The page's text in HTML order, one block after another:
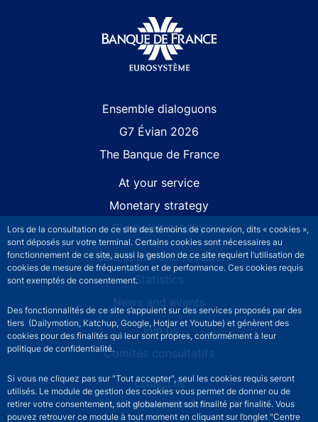
Lors de la consultation de ce site des témoins de connexion, dits « cookies »,
sont déposés sur votre terminal. Certains cookies sont nécessaires au
fonctionnement de ce site, aussi la gestion de ce site requiert l’utilisation de
cookies de mesure de fréquentation et de performance. Ces cookies requis
sont exemptés de consentement.
Des fonctionnalités de ce site s’appuient sur des services proposés par des
tiers (Dailymotion, Katchup, Google, Hotjar et Youtube) et génèrent des
cookies pour des finalités qui leur sont propres, conformément à leur
politique de confidentialité.
Si vous ne cliquez pas sur "Tout accepter", seul les cookies requis seront
utilisés. Le module de gestion des cookies vous permet de donner ou de
retirer votre consentement, soit globalement soit finalité par finalité. Vous
pouvez retrouver ce module à tout moment en cliquant sur l’onglet "Centre
Ensemble dialoguons
G7 Évian 2026
The Banque de France
At your service
Monetary strategy
Financial stability
Publications and research
Statistics
News and events
Join us
Comités consultatifs
Footer secondary menuContact us
Sourds et malentendants